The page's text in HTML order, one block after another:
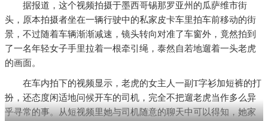
据报道，这个视频拍摄于墨西哥锡那罗亚州的瓜萨维市街
头，原本拍摄者坐在一辆行驶中的私家皮卡车里拍车前移动的街
景，不过随着车辆渐渐减速，镜头转向对准了车窗外，竟然拍到
了一名年轻女子手里拉着一根牵引绳，泰然自若地遛着一头老虎
的画面。
在车内拍下的视频显示，老虎的女主人一副T字衫加短裤的打
扮，还态度闲适地问候开车的司机，完全不把遛老虎当作多么异
乎寻常的事。从短视频里她与司机随意的聊天中可以得知，她家